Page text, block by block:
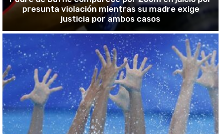
presunta violación mientras su madre exige
justicia por ambos casos